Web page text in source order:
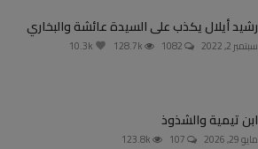
رشيد أيلال يكذب على السيدة عائشة والبخاري
سبتمبر 2, 2022
ابن تيمية والشذوذ
مايو 29, 2026